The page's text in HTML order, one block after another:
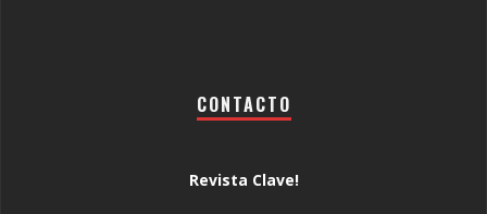
CONTACTO
Revista Clave!